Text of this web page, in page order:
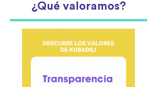
¿Qué valoramos?